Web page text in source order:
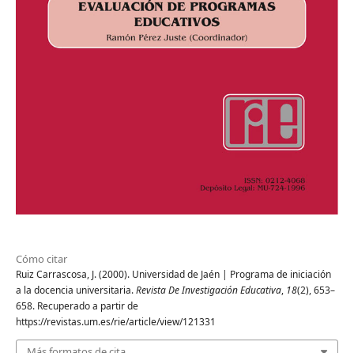
Cómo citar
Ruiz Carrascosa, J. (2000). Universidad de Jaén | Programa de iniciación
a la docencia universitaria.Revista De Investigación Educativa, 18(2), 653–
658. Recuperado a partir de
https://revistas.um.es/rie/article/view/121331